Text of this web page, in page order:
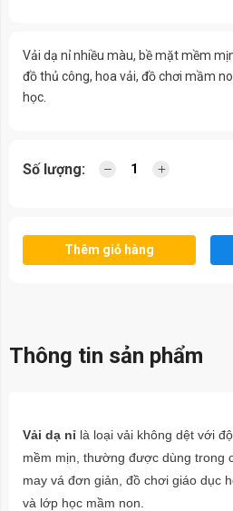
Vải dạ nỉ nhiều màu, bề mặt mềm
đồ thủ công, hoa vải, đồ chơi mầm
học.
Số lượng:
Thêm giỏ hàng
Thông tin sản phẩm
Vải dạ nỉ là loại vải không dệt với
mềm mịn, thường được dùng trong
may vá đơn giản, đồ chơi giáo dục
và lớp học mầm non.